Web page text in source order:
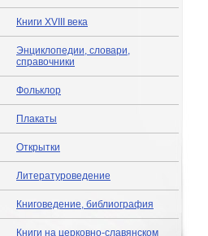
Книги XVIII века
Энциклопедии, словари,
справочники
Фольклор
Плакаты
Открытки
Литературоведение
Книговедение, библиография
Книги на церковно-славянском